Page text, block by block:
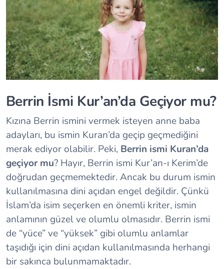
Berrin İsmi Kur’an’da Geçiyor mu?
Kızına Berrin ismini vermek isteyen anne baba
adayları, bu ismin Kuran’da geçip geçmediğini
merak ediyor olabilir. Peki, Berrin ismi Kuran’da
geçiyor mu? Hayır, Berrin ismi Kur’an-ı Kerim’de
doğrudan geçmemektedir. Ancak bu durum ismin
kullanılmasına dini açıdan engel değildir. Çünkü
İslam’da isim seçerken en önemli kriter, ismin
anlamının güzel ve olumlu olmasıdır. Berrin ismi
de “yüce” ve “yüksek” gibi olumlu anlamlar
taşıdığı için dini açıdan kullanılmasında herhangi
bir sakınca bulunmamaktadır.